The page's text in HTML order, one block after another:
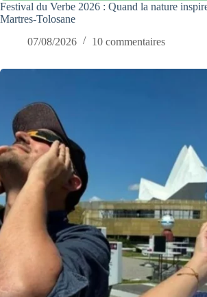
Festival du Verbe 2026 : Quand la nature
Martres-Tolosane
07/08/2026
10 commentaires